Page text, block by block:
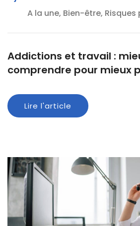
A la une, Bien-être,
Addictions et travail :
comprendre pour mieux
Lire l'article